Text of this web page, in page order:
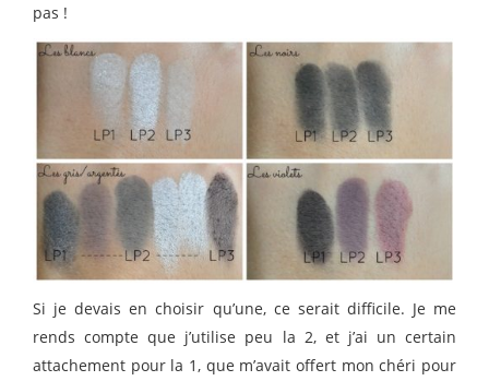
pas !
Si je devais en choisir qu’une, ce serait difficile. Je me
rends compte que j’utilise peu la 2, et j’ai un certain
attachement pour la 1, que m’avait offert mon chéri pour